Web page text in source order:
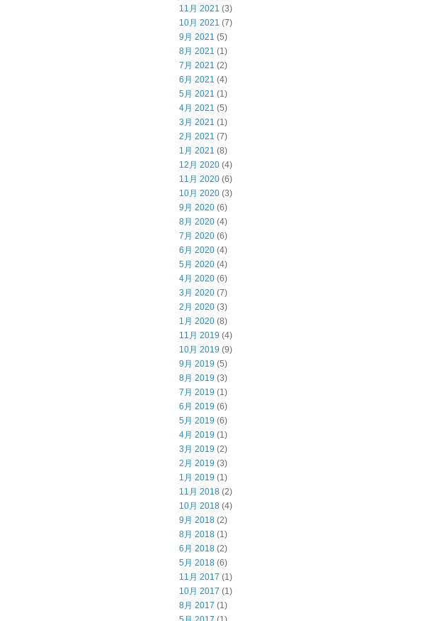
11月 2021 (3)
10月 2021 (7)
9月 2021 (5)
8月 2021 (1)
7月 2021 (2)
6月 2021 (4)
5月 2021 (1)
4月 2021 (5)
3月 2021 (1)
2月 2021 (7)
1月 2021 (8)
12月 2020 (4)
11月 2020 (6)
10月 2020 (3)
9月 2020 (6)
8月 2020 (4)
7月 2020 (6)
6月 2020 (4)
5月 2020 (4)
4月 2020 (6)
3月 2020 (7)
2月 2020 (3)
1月 2020 (8)
11月 2019 (4)
10月 2019 (9)
9月 2019 (5)
8月 2019 (3)
7月 2019 (1)
6月 2019 (6)
5月 2019 (6)
4月 2019 (1)
3月 2019 (2)
2月 2019 (3)
1月 2019 (1)
11月 2018 (2)
10月 2018 (4)
9月 2018 (2)
8月 2018 (1)
6月 2018 (2)
5月 2018 (6)
11月 2017 (1)
10月 2017 (1)
8月 2017 (1)